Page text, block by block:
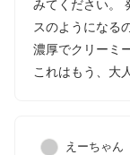
みてください。
スのようになる
濃厚でクリーミ
これはもう、大
えーちゃん